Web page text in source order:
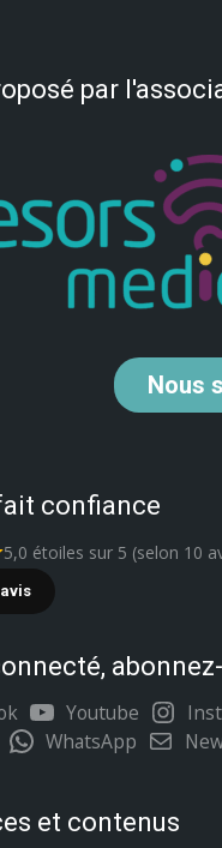
par
Nous
confiance
5,0 étoiles sur 5 (selon 10
Youtube
WhatsApp
et contenus